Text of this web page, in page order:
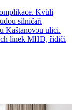
Kvůli
silničáři
Kaštanovou ulici.
linek MHD, řidiči